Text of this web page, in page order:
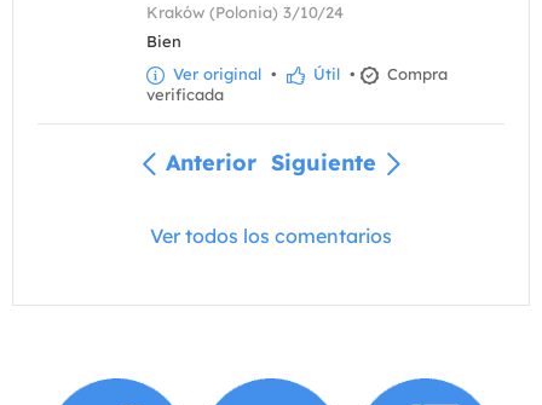
Kraków (Polonia) 3/10/24
Bien
Ver original • Útil •
Compra
verificada
Anterior Siguiente
Ver todos los comentarios